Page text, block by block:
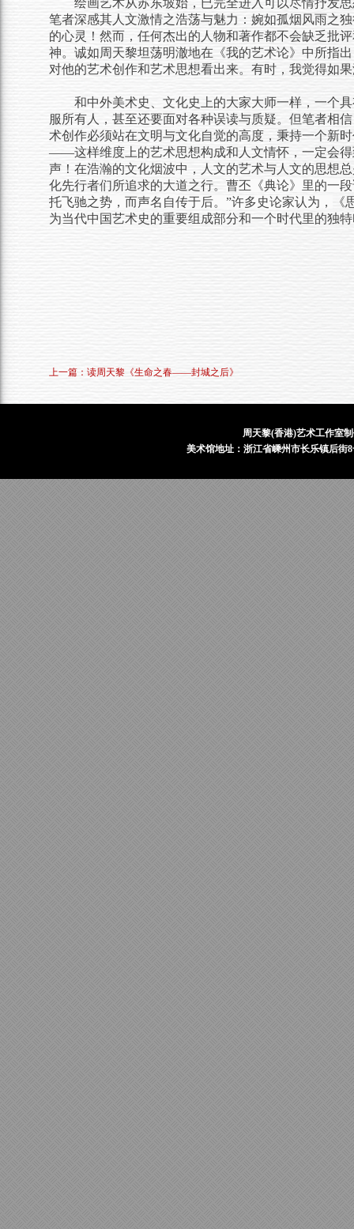
绘画艺术从苏东坡始，已完全进入可以尽情抒发
笔者深感其人文激情之浩荡与魅力：婉如孤烟风雨之
的心灵！然而，任何杰出的人物和著作都不会缺乏批
神。 诚如周天黎坦荡明澈地在《我的艺术论》中所指
对他的艺术创作和艺术思想看出来。有时，我觉得如
和中外美术史、文化史上的大家大师一样，一个
服所有人，甚至还要面对各种误读与质疑。但笔者相
术创作必须站在文明与文化自觉的高度，秉持一个新
——这样维度上的艺术思想构成和人文情怀，一定会
声 ！在浩瀚的文化烟波中，人文的艺术与人文的思想
化先行者们所追求的大道之行。 曹丕《典论》 里的一
托飞驰之势，而声名自传于后。 ”许多史论家认为，
为当代中国艺术史的重要组成部分和一个时代里的独
上一篇：读周天黎《生命之春——封城之后》
周天黎(香港)艺术工作室
美术馆地址：浙江省嵊州市长乐镇后街